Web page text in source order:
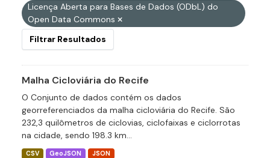
Licença Aberta para Bases de Dados (ODbL) do
Open Data Commons
Filtrar Resultados
Malha Cicloviária do Recife
O Conjunto de dados contém os dados
georreferenciados da malha cicloviária do Recife. São
232,3 quilômetros de ciclovias, ciclofaixas e ciclorrotas
na cidade, sendo 198.3 km...
CSV GeoJSON JSON